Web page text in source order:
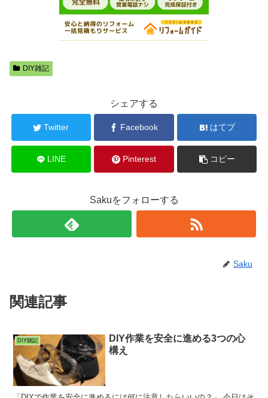
DIY雑記
シェアする
Twitter Facebook はてブ
LINE Pinterest コピー
Sakuをフォローする
Saku
関連記事
DIY雑記
DIY作業を安全に進める3つの心
構え